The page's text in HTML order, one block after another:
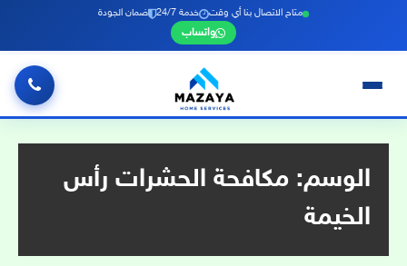
متاح الاتصال بنا أي وقت خدمة 24/7 ضمان الجودة
واتساب
الوسم: مكافحة الحشرات رأس
الخيمة